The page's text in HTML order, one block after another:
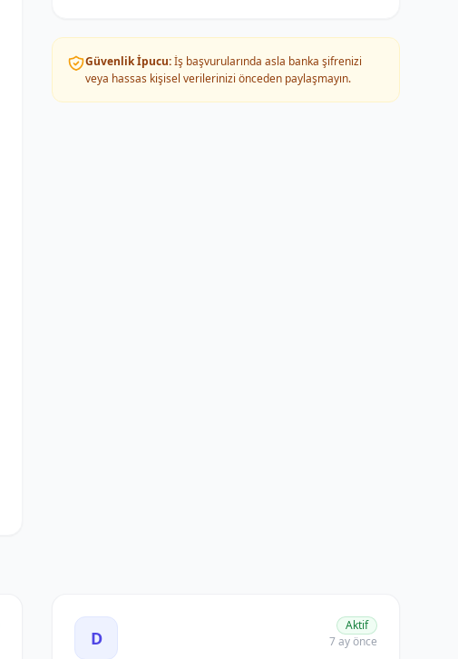
Güvenlik İpucu:İş başvurularında asla banka şifrenizi
veya hassas kişisel verilerinizi önceden paylaşmayın.
D
Aktif
7 ay önce